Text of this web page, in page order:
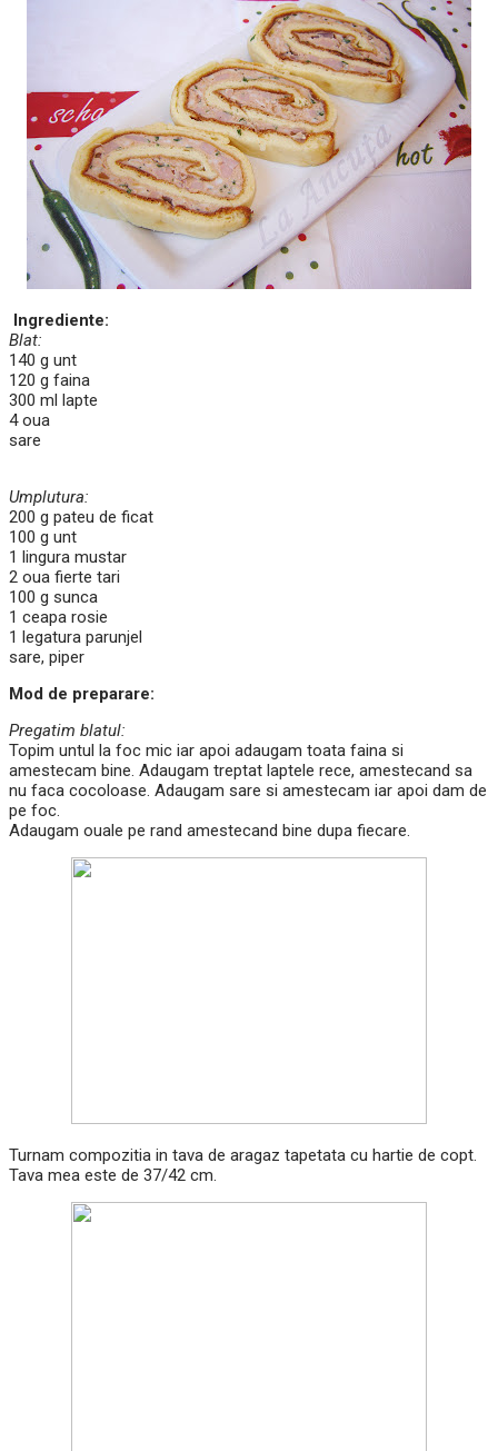
Ingrediente:
Blat:
140 g unt
120 g faina
300 ml lapte
4 oua
sare
Umplutura:
200 g pateu de ficat
100 g unt
1 lingura mustar
2 oua fierte tari
100 g sunca
1 ceapa rosie
1 legatura parunjel
sare, piper
Mod de preparare:
Pregatim blatul:
Topim untul la foc mic iar apoi adaugam toata faina si
amestecam bine. Adaugam treptat laptele rece, amestecand sa
nu faca cocoloase. Adaugam sare si amestecam iar apoi dam de
pe foc.
Adaugam ouale pe rand amestecand bine dupa fiecare.
Turnam compozitia in tava de aragaz tapetata cu hartie de copt.
Tava mea este de 37/42 cm.